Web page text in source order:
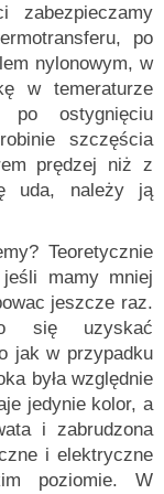
zabezpieczamy
po
nylonowym, w
w temeraturze
ostygnięciu
szczęścia
prędzej niż z
uda, należy ją
Teoretycznie
mamy mniej
jeszcze raz.
się uzyskać
jak w przypadku
była względnie
jedynie kolor, a
i zabrudzona
i elektryczne
poziomie. W